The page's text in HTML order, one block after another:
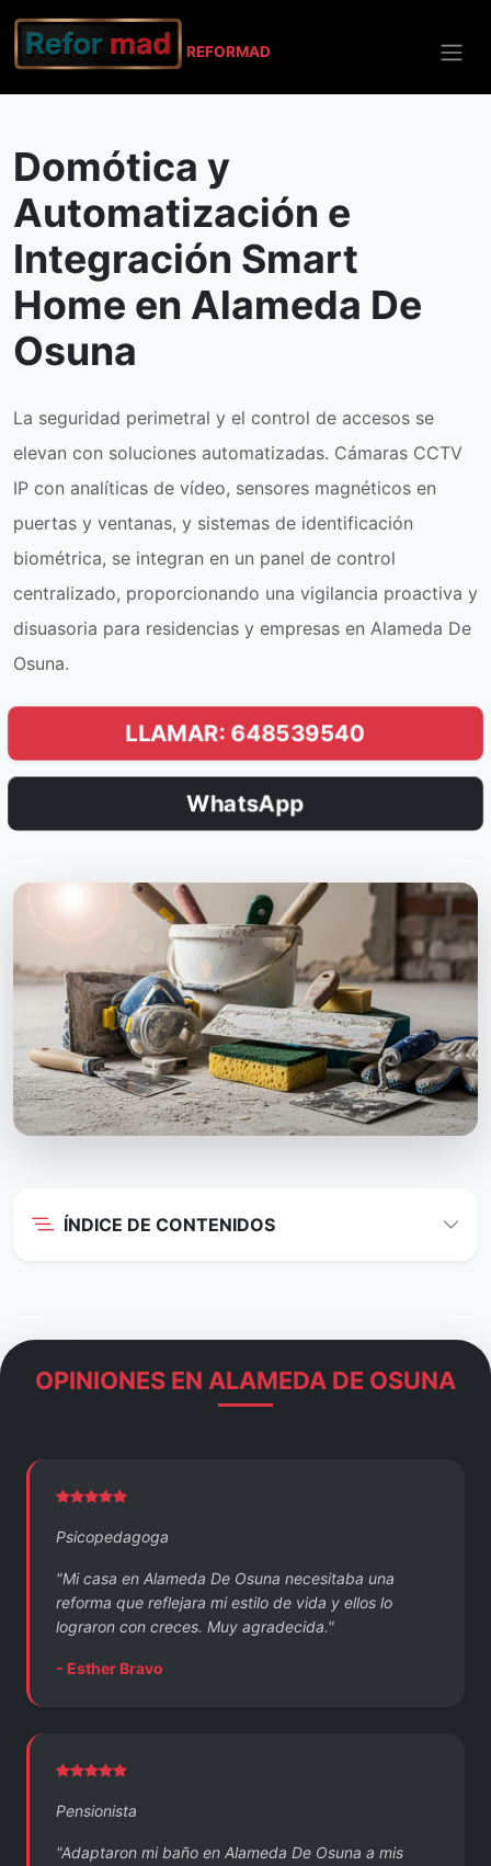
REFORMAD
Inicio Alameda De Osuna
Domótica y
Automatización e
Integración Smart
Home en Alameda De
Osuna
La seguridad perimetral y el control de accesos se
elevan con soluciones automatizadas. Cámaras CCTV
IP con analíticas de vídeo, sensores magnéticos en
puertas y ventanas, y sistemas de identificación
biométrica, se integran en un panel de control
centralizado, proporcionando una vigilancia proactiva y
disuasoria para residencias y empresas en Alameda De
Osuna.
LLAMAR: 648539540
WhatsApp
ÍNDICE DE CONTENIDOS
OPINIONES EN ALAMEDA DE OSUNA
Psicopedagoga
"Mi casa en Alameda De Osuna necesitaba una
reforma que reflejara mi estilo de vida y ellos lo
lograron con creces. Muy agradecida."
- Esther Bravo
Pensionista
"Adaptaron mi baño en Alameda De Osuna a mis